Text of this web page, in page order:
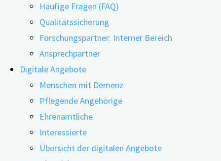
Häufige Fragen (FAQ)
Qualitätssicherung
Forschungspartner: Interner Bereich
Ansprechpartner
Digitale Angebote
Menschen mit Demenz
Pflegende Angehörige
Ehrenamtliche
Interessierte
Übersicht der digitalen Angebote
E-Rezept, elektronische Patientenakte (ePA) oder E-
Medikationspläne (eMP) – welche Herausforderungen
gibt es bei der Umsetzung der zahlreichen
Anwendungen der Telematikinfrastruktur (TI)? Und wie
werden diese Anwendungen in der Bevölkerung und bei
den verschiedenen Leistungserbringern akzeptiert? Um
das herauszufinden, testet und erprobt die ‚TI-
Modellregion Franken‘ die verschiedenen Anwendungen